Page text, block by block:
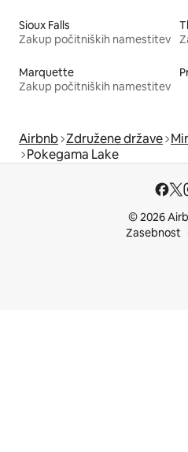
Sioux Falls
Zakup počitniških namestitev
Marquette
Zakup počitniških namestitev
Airbnb Združene države
Pokegama Lake
© 2026
Zasebnost